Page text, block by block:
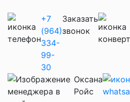
+7
(964)
334-
99-
30
Заказать
звонок
Оксана
Ройс